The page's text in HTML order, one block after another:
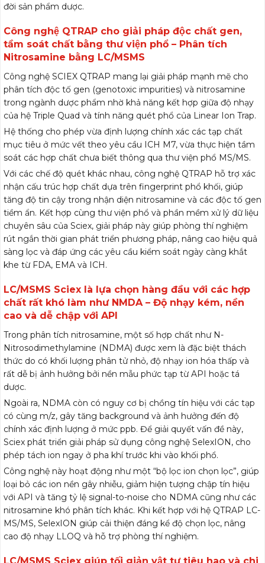
đời sản phẩm dược.
Công nghệ QTRAP cho giải pháp độc chất gen,
tầm soát chất bằng thư viện phổ – Phân tích
Nitrosamine bằng LC/MSMS
Công nghệ SCIEX QTRAP mang lại giải pháp mạnh mẽ cho
phân tích độc tố gen (genotoxic impurities) và nitrosamine
trong ngành dược phẩm nhờ khả năng kết hợp giữa độ nhạy
của hệ Triple Quad và tính năng quét phổ của Linear Ion Trap.
Hệ thống cho phép vừa định lượng chính xác các tạp chất
mục tiêu ở mức vết theo yêu cầu ICH M7, vừa thực hiện tầm
soát các hợp chất chưa biết thông qua thư viện phổ MS/MS.
Với các chế độ quét khác nhau, công nghệ QTRAP hỗ trợ xác
nhận cấu trúc hợp chất dựa trên fingerprint phổ khối, giúp
tăng độ tin cậy trong nhận diện nitrosamine và các độc tố gen
tiềm ẩn. Kết hợp cùng thư viện phổ và phần mềm xử lý dữ liệu
chuyên sâu của Sciex, giải pháp này giúp phòng thí nghiệm
rút ngắn thời gian phát triển phương pháp, nâng cao hiệu quả
sàng lọc và đáp ứng các yêu cầu kiểm soát ngày càng khắt
khe từ FDA, EMA và ICH.
LC/MSMS Sciex là lựa chọn hàng đầu với các hợp
chất rất khó làm như NMDA – Độ nhạy kém, nền
cao và dễ chập với API
Trong phân tích nitrosamine, một số hợp chất như N-
Nitrosodimethylamine (NDMA) được xem là đặc biệt thách
thức do có khối lượng phân tử nhỏ, độ nhạy ion hóa thấp và
rất dễ bị ảnh hưởng bởi nền mẫu phức tạp từ API hoặc tá
dược.
Ngoài ra, NDMA còn có nguy cơ bị chồng tín hiệu với các tạp
có cùng m/z, gây tăng background và ảnh hưởng đến độ
chính xác định lượng ở mức ppb. Để giải quyết vấn đề này,
Sciex phát triển giải pháp sử dụng công nghệ SelexION, cho
phép tách ion ngay ở pha khí trước khi vào khối phổ.
Công nghệ này hoạt động như một “bộ lọc ion chọn lọc”, giúp
loại bỏ các ion nền gây nhiễu, giảm hiện tượng chập tín hiệu
với API và tăng tỷ lệ signal-to-noise cho NDMA cũng như các
nitrosamine khó phân tích khác. Khi kết hợp với hệ QTRAP LC-
MS/MS, SelexION giúp cải thiện đáng kể độ chọn lọc, nâng
cao độ nhạy LLOQ và hỗ trợ phòng thí nghiệm.